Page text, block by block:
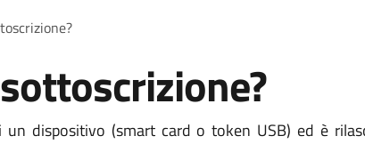
dispositivo (smart card o token USB) ed è